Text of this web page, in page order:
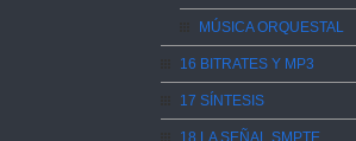
MÚSICA ORQUESTAL
16 BITRATES Y MP3
17 SÍNTESIS
18 LA SEÑAL SMPTE